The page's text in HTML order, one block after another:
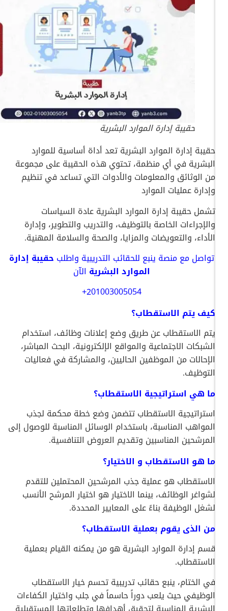
حقيبة إدارة الموارد البشرية
حقيبة إدارة الموارد البشرية تعد أداة أساسية للموارد
البشرية في أي منظمة، تحتوي هذه الحقيبة على مجموعة
من الوثائق والمعلومات والأدوات التي تساعد في تنظيم
وإدارة عمليات الموارد
تشمل حقيبة إدارة الموارد البشرية عادة السياسات
والإجراءات الخاصة بالتوظيف، والتدريب والتطوير، وإدارة
الأداء، والتعويضات والمزايا، والصحة والسلامة المهنية.
تواصلمعمنصةينبعللحقائب التدريبيةواطلبحقيبة إدارة
الموارد البشريةالآن
+201003005054
كيف يتم الاستقطاب؟
يتم الاستقطاب عن طريق وضع إعلانات وظائف، استخدام
الشبكات الاجتماعية والمواقع الإلكترونية، البحث المباشر،
الإحالات من الموظفين الحاليين، والمشاركة في فعاليات
التوظيف.
ما هي استراتيجية الاستقطاب؟
استراتيجية الاستقطاب تتضمن وضع خطة محكمة لجذب
المواهب المناسبة، باستخدام الوسائل المناسبة للوصول إلى
المرشحين المناسبين وتقديم العروض التنافسية.
ما هو الاستقطاب و الاختيار؟
الاستقطاب هو عملية جذب المرشحين المحتملين للتقدم
لشواغر الوظائف، بينما الاختيار هو اختيار المرشح الأنسب
لشغل الوظيفة بناءً على المعايير المحددة.
من الذى يقوم بعملية الاستقطاب؟
قسم إدارة الموارد البشرية هو من يمكنه القيام بعملية
الاستقطاب.
في الختام، ينبع حقائب تدريبية تحسم خيار الاستقطاب
الوظيفي حيث يلعب دوراً حاسماً في جلب واختيار الكفاءات